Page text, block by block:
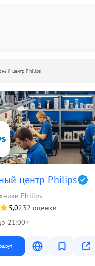
центр Philips
центр Philips
Philips
5,0232 оценки
21:00